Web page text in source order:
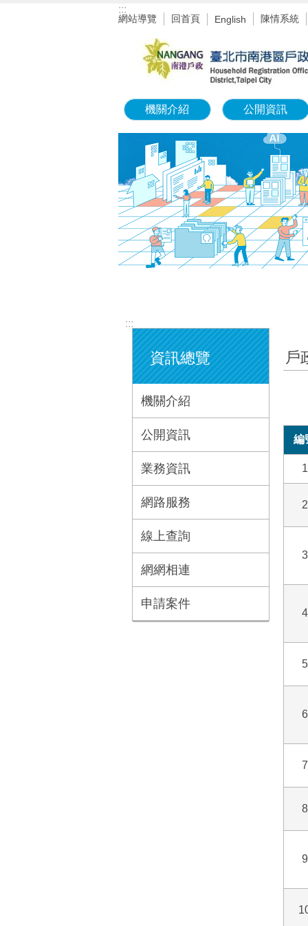
:::
網站導覽 回首頁 English 陳情系統
機關介紹 公開資訊
:::
資訊總覽
機關介紹
公開資訊
業務資訊
網路服務
線上查詢
網網相連
申請案件
戶
編
1
2
3
4
5
6
7
8
9